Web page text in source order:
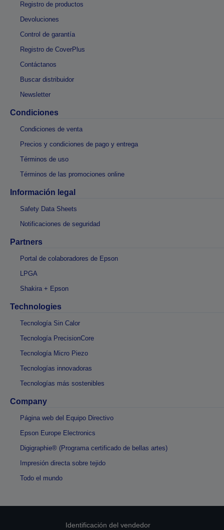
Registro de productos
Devoluciones
Control de garantía
Registro de CoverPlus
Contáctanos
Buscar distribuidor
Newsletter
Condiciones
Condiciones de venta
Precios y condiciones de pago y entrega
Términos de uso
Términos de las promociones online
Información legal
Safety Data Sheets
Notificaciones de seguridad
Partners
Portal de colaboradores de Epson
LPGA
Shakira + Epson
Technologies
Tecnología Sin Calor
Tecnología PrecisionCore
Tecnología Micro Piezo
Tecnologías innovadoras
Tecnologías más sostenibles
Company
Página web del Equipo Directivo
Epson Europe Electronics
Digigraphie® (Programa certificado de bellas artes)
Impresión directa sobre tejido
Todo el mundo
Identificación del vendedor